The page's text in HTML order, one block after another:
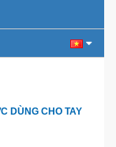
DÙNG CHO TAY